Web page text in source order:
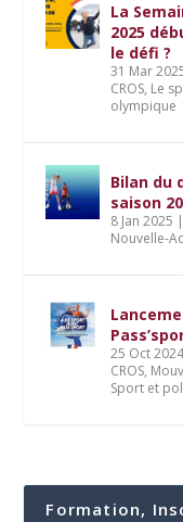
La
2025
le défi ?
31 Mar
CROS, Le
olympique
Bilan du
saison
8 Jan 2025
Nouvelle-
25 Oct
CROS,
Sport et
Formation,